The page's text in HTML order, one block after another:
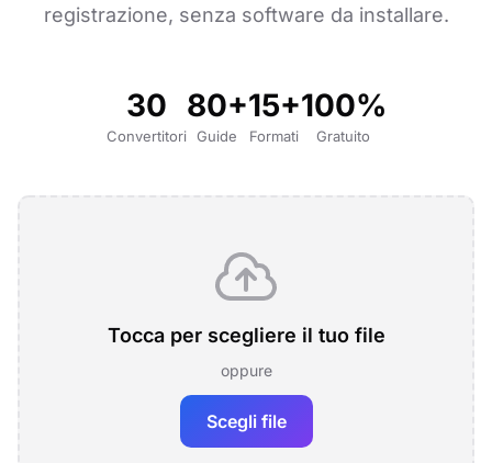
registrazione, senza software da installare.
30
Convertitori
80+
Guide
15+
Formati
100%
Gratuito
Tocca per scegliere il tuo file
oppure
Scegli file